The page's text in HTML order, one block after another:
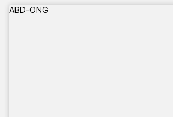
ABD-ONG